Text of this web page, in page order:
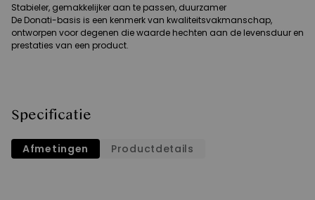
Stabieler, gemakkelijker aan te passen, duurzamer
De Donati-basis is een kenmerk van kwaliteitsvakmanschap,
ontworpen voor degenen die waarde hechten aan de levensduur en
prestaties van een product.
Specificatie
Afmetingen Productdetails